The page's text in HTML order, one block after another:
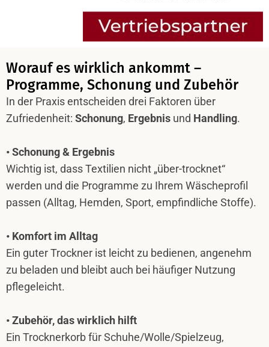
Worauf es wirklich ankommt –
Programme, Schonung und Zubehör
In der Praxis entscheiden drei Faktoren über
Zufriedenheit: Schonung, Ergebnis und Handling.
• Schonung & Ergebnis
Wichtig ist, dass Textilien nicht „über-trocknet“
werden und die Programme zu Ihrem Wäscheprofil
passen (Alltag, Hemden, Sport, empfindliche Stoffe).
• Komfort im Alltag
Ein guter Trockner ist leicht zu bedienen, angenehm
zu beladen und bleibt auch bei häufiger Nutzung
pflegeleicht.
• Zubehör, das wirklich hilft
Ein Trocknerkorb für Schuhe/Wolle/Spielzeug,